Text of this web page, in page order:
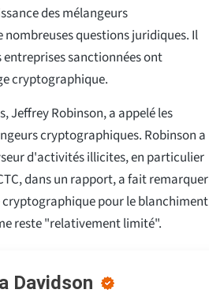
des mélangeurs
questions juridiques. Il
entreprises sanctionnées ont
cryptographique.
Jeffrey Robinson, a appelé les
cryptographiques. Robinson a
d'activités illicites, en particulier
dans un rapport, a fait remarquer
cryptographique pour le blanchiment
reste "relativement limité".
Davidson